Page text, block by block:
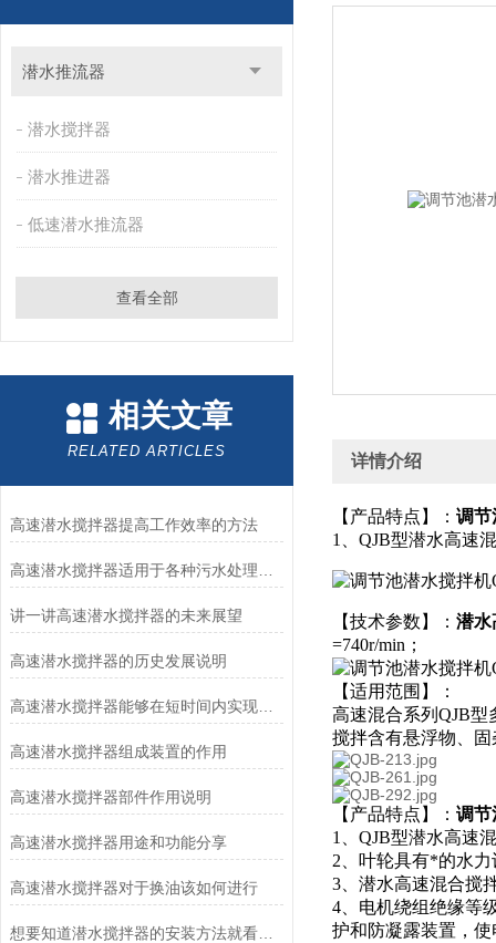
潜水推流器
潜水搅拌器
潜水推进器
低速潜水推流器
查看全部
相关文章
RELATED ARTICLES
高速潜水搅拌器提高工作效率的方法
讲一讲高速潜水搅拌器的未来展望
高速潜水搅拌器的历史发展说明
高速潜水搅拌器能够在短时间内实现高强度的搅拌和混合
高速潜水搅拌器组成装置的作用
高速潜水搅拌器部件作用说明
高速潜水搅拌器用途和功能分享
高速潜水搅拌器对于换油该如何进行
想要知道潜水搅拌器的安装方法就看看这些吧
详情介绍
【产品特点】： 调节
1、QJB型潜水高速
【技术参数】： 潜水
=740r/min；
【适用范围】：
高速混合系列QJB
搅拌含有悬浮物、
【产品特点】： 调节
1、QJB型潜水高速
2、叶轮具有*的水
3、潜水高速混合搅
4、电机绕组绝缘等
护和防凝露装置，